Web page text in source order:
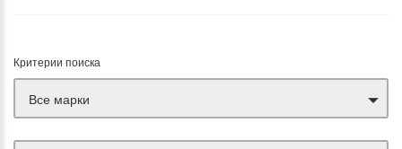
Критерии поиска
Все марки